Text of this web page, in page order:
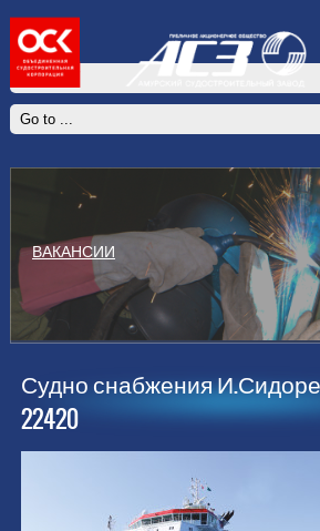
ВАКАНСИИ
Судно снабжения
22420